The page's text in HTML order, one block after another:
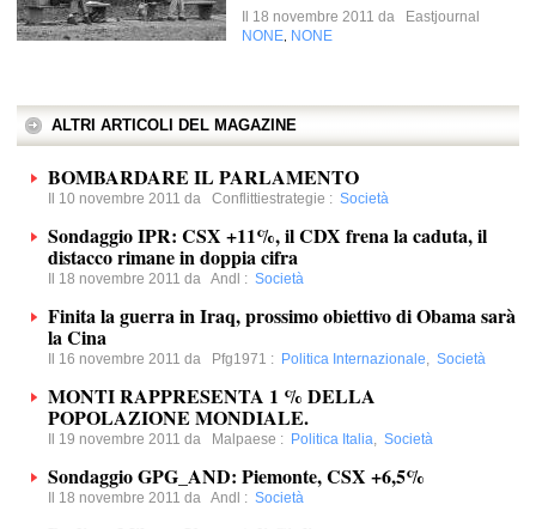
Il 18 novembre 2011 da
Eastjournal
NONE NONE
ALTRI ARTICOLI DEL MAGAZINE
BOMBARDARE IL PARLAMENTO
Il 10 novembre 2011 da Conflittiestrategie : Società
Sondaggio IPR: CSX +11%, il CDX frena la caduta, il
distacco rimane in doppia cifra
Il 18 novembre 2011 da Andl : Società
Finita la guerra in Iraq, prossimo obiettivo di Obama sarà
la Cina
Il 16 novembre 2011 da Pfg1971 : Politica Internazionale, Società
MONTI RAPPRESENTA 1 % DELLA
POPOLAZIONE MONDIALE.
Il 19 novembre 2011 da Malpaese : Politica Italia, Società
Sondaggio GPG_AND: Piemonte, CSX +6,5%
Il 18 novembre 2011 da Andl : Società